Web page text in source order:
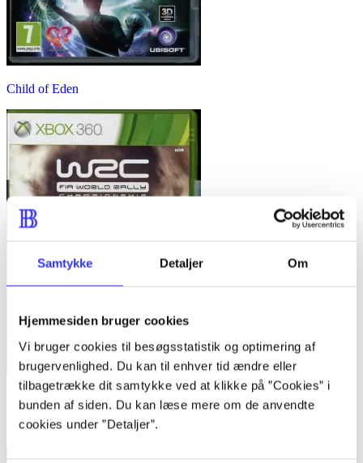
Samtykke Detaljer Om
Hjemmesiden bruger cookies
Vi bruger cookies til besøgsstatistik og optimering af
brugervenlighed. Du kan til enhver tid ændre eller
tilbagetrække dit samtykke ved at klikke på ”Cookies” i
bunden af siden. Du kan læse mere om de anvendte
cookies under ”Detaljer”.
Child of Eden
WRC - FIA World Rally Championship
Matteo Pezzotti